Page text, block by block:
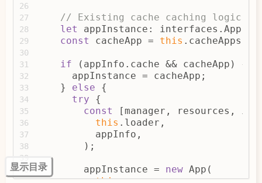
26
27
28
29
30
31
32
33
34
35
36
37
38
39
40
41
// Existing cache caching logic
let appInstance: interfaces.App |
const cacheApp = this
if (appInfo.cache && cacheApp) {
      appInstance = cacheApp;
    }
else {
try {
const [manager, resources,
this .loader,
          appInfo,
        );
        appInstance =
new App(
this,